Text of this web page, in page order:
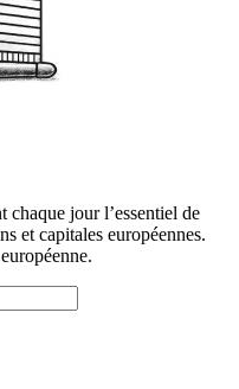
jour l’essentiel de
et capitales européennes.